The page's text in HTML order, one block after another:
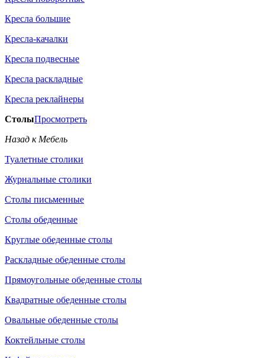
Кресла большие
Кресла-качалки
Кресла подвесные
Кресла раскладные
Кресла реклайнеры
СтолыПросмотреть
Назад к Мебель
Туалетные столики
Журнальные столики
Столы письменные
Столы обеденные
Круглые обеденные столы
Раскладные обеденные столы
Прямоугольные обеденные столы
Квадратные обеденные столы
Овальные обеденные столы
Коктейльные столы